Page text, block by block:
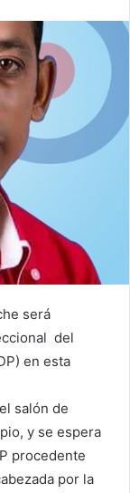
será
del
en esta
salón de
y se espera
procedente
por la